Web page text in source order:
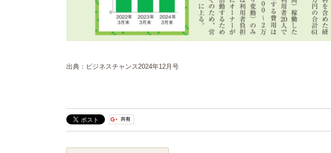
出典：ビジネスチャンス2024年12月号